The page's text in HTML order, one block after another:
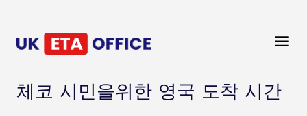
체코 시민을위한 영국 도착 시간